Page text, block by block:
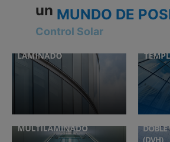
un MUNDO DE
Control Solar